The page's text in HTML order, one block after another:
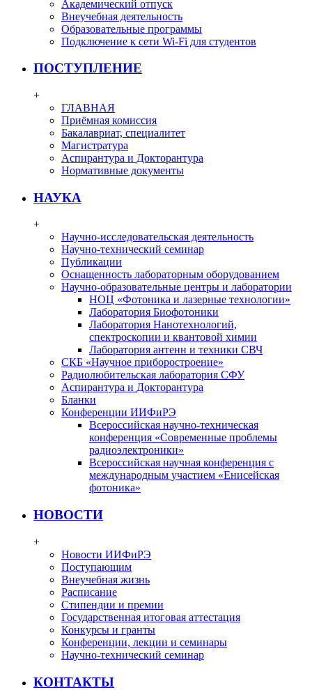
Академический отпуск
Внеучебная деятельность
Образовательные программы
Подключение к сети Wi-Fi для студентов
ПОСТУПЛЕНИЕ
+
ГЛАВНАЯ
Приёмная комиссия
Бакалавриат, специалитет
Магистратура
Аспирантура и Докторантура
Нормативные документы
НАУКА
+
Научно-исследовательская деятельность
Научно-технический семинар
Публикации
Оснащенность лабораторным оборудованием
Научно-образовательные центры и лаборатории
НОЦ «Фотоника и лазерные технологии»
Лаборатория Биофотоники
Лаборатория Нанотехнологий,
спектроскопии и квантовой химии
Лаборатория антенн и техники СВЧ
СКБ «Научное приборостроение»
Радиолюбительская лаборатория СФУ
Аспирантура и Докторантура
Бланки
Конференции ИИФиРЭ
Всероссийская научно-техническая
конференция «Современные проблемы
радиоэлектроники»
Всероссийская научная конференция с
международным участием «Енисейская
фотоника»
НОВОСТИ
+
Новости ИИФиРЭ
Поступающим
Внеучебная жизнь
Расписание
Стипендии и премии
Государственная итоговая аттестация
Конкурсы и гранты
Конференции, лекции и семинары
Научно-технический семинар
КОНТАКТЫ